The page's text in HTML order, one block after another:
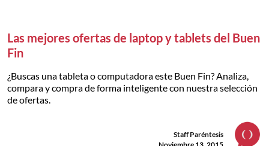
Las mejores ofertas de laptop y tablets del Buen
Fin
¿Buscas una tableta o computadora este Buen Fin? Analiza,
compara y compra de forma inteligente con nuestra selección
de ofertas.
Staff Paréntesis